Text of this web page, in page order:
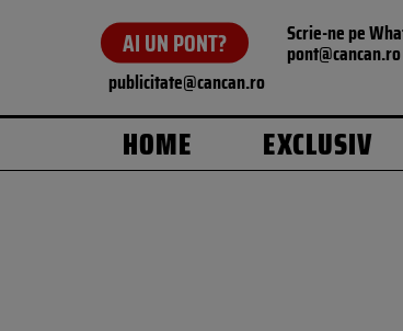
AI UN PONT? Scrie-ne pe
pont@cancan.ro
publicitate@cancan.ro
HOME EXCLUSIV